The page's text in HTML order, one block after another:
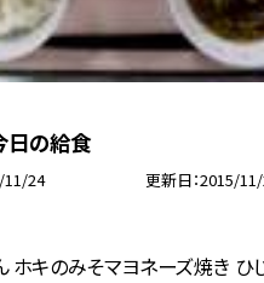
の給食
11/24 更新日 2015/
ホキのみそマヨネーズ焼き ひ